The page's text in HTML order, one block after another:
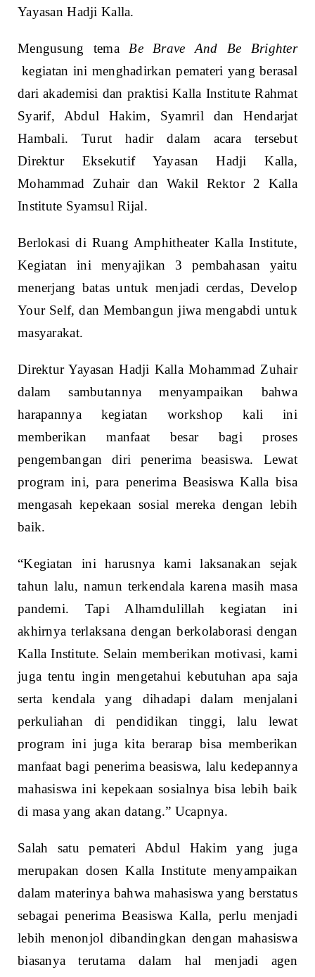
Yayasan Hadji Kalla.
Mengusung tema Be Brave And Be Brighter
kegiatan ini menghadirkan pemateri yang berasal
dari akademisi dan praktisi Kalla Institute Rahmat
Syarif, Abdul Hakim, Syamril dan Hendarjat
Hambali. Turut hadir dalam acara tersebut
Direktur Eksekutif Yayasan Hadji Kalla,
Mohammad Zuhair dan Wakil Rektor 2 Kalla
Institute Syamsul Rijal.
Berlokasi di Ruang Amphitheater Kalla Institute,
Kegiatan ini menyajikan 3 pembahasan yaitu
menerjang batas untuk menjadi cerdas, Develop
Your Self, dan Membangun jiwa mengabdi untuk
masyarakat.
Direktur Yayasan Hadji Kalla Mohammad Zuhair
dalam sambutannya menyampaikan bahwa
harapannya kegiatan workshop kali ini
memberikan manfaat besar bagi proses
pengembangan diri penerima beasiswa. Lewat
program ini, para penerima Beasiswa Kalla bisa
mengasah kepekaan sosial mereka dengan lebih
baik.
“Kegiatan ini harusnya kami laksanakan sejak
tahun lalu, namun terkendala karena masih masa
pandemi. Tapi Alhamdulillah kegiatan ini
akhirnya terlaksana dengan berkolaborasi dengan
Kalla Institute. Selain memberikan motivasi, kami
juga tentu ingin mengetahui kebutuhan apa saja
serta kendala yang dihadapi dalam menjalani
perkuliahan di pendidikan tinggi, lalu lewat
program ini juga kita berarap bisa memberikan
manfaat bagi penerima beasiswa, lalu kedepannya
mahasiswa ini kepekaan sosialnya bisa lebih baik
di masa yang akan datang.” Ucapnya.
Salah satu pemateri Abdul Hakim yang juga
merupakan dosen Kalla Institute menyampaikan
dalam materinya bahwa mahasiswa yang berstatus
sebagai penerima Beasiswa Kalla, perlu menjadi
lebih menonjol dibandingkan dengan mahasiswa
biasanya terutama dalam hal menjadi agen